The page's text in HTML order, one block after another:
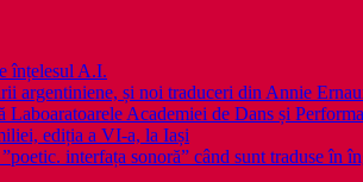
înțelesul A.I.
argentiniene, și noi traduceri din Annie
Academiei de Dans și
ediția a VI-a, la Iași
interfața sonoră” când sunt traduse în